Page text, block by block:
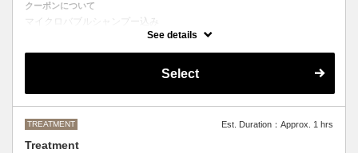
クーポンについて
マイクロバブルシャンプー込み
カット＋ストレートパーマ、縮毛矯正、ボリュームダウン＋デザインな
で、ご来店いただいた際にご相談させて頂きます。
●カラーリング、ストレートパーマは髪の長さにより別途ロング料金を
頂戴いたします。
See details
Select
TREATMENT Est. Duration：Approx. 1 hrs
Treatment